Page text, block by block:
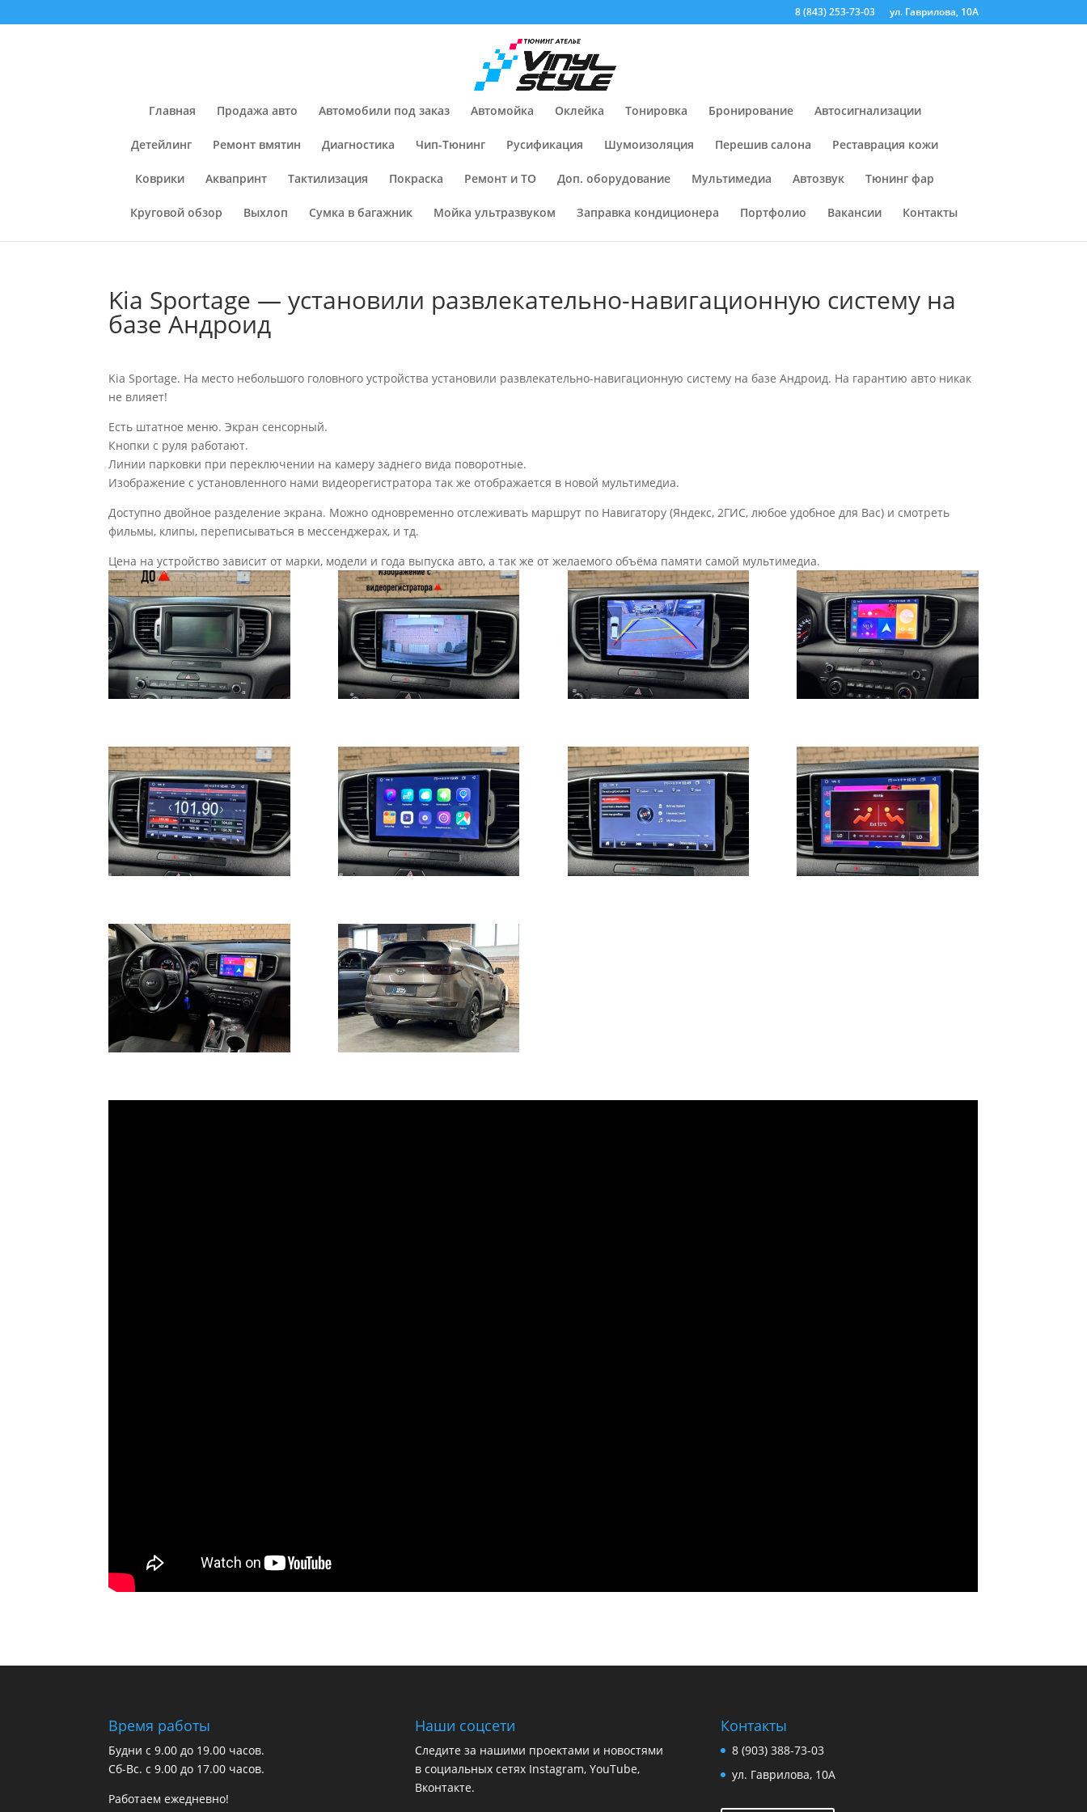
8 (843) 253-73-03 ул. Гаврилова, 10А
Главная Продажа авто Автомобили под заказ Автомойка Оклейка Тонировка Бронирование Автосигнализации
Детейлинг Ремонт вмятин Диагностика Чип-Тюнинг Русификация Шумоизоляция Перешив салона Реставрация кожи
Коврики Аквапринт Тактилизация Покраска Ремонт и ТО Доп. оборудование Мультимедиа Автозвук Тюнинг фар
Круговой обзор Выхлоп Сумка в багажник Мойка ультразвуком Заправка кондиционера Портфолио Вакансии Контакты
Kia Sportage — установили развлекательно-навигационную систему на
базе Андроид
Kia Sportage. На место небольшого головного устройства установили развлекательно-навигационную систему на базе Андроид. На гарантию авто никак
не влияет!
Есть штатное меню. Экран сенсорный.
Кнопки с руля работают.
Линии парковки при переключении на камеру заднего вида поворотные.
Изображение с установленного нами видеорегистратора так же отображается в новой мультимедиа.
Доступно двойное разделение экрана. Можно одновременно отслеживать маршрут по Навигатору (Яндекс, 2ГИС, любое удобное для Вас) и смотреть
фильмы, клипы, переписываться в мессенджерах, и тд.
Цена на устройство зависит от марки, модели и года выпуска авто, а так же от желаемого объёма памяти самой мультимедиа.
Время работы
Будни с 9.00 до 19.00 часов.
Сб-Вс. с 9.00 до 17.00 часов.
Работаем ежедневно!
Наши соцсети
Следите за нашими проектами и новостями
в социальных сетях Instagram, YouTube,
Вконтакте.
Контакты
8 (903) 388-73-03
ул. Гаврилова, 10А